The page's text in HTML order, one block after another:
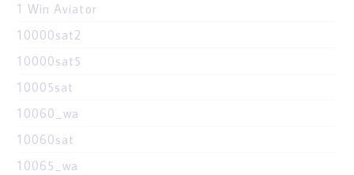
1 Win Aviator
10000sat2
10000sat5
10005sat
10060_wa
10060sat
10065_wa